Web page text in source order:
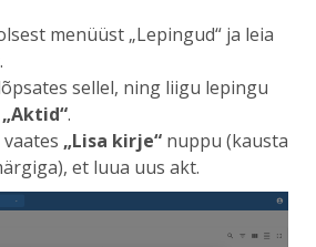
menüüst „Lepingud“ ja leia
sellel, ning liigu lepingu
„Aktid“.
„Lisa kirje“ nuppu (kausta
et luua uus akt.